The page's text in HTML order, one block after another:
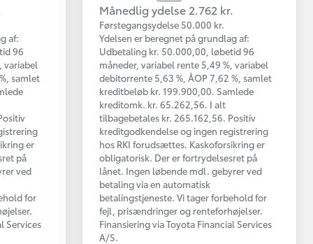
af:
96
variabel
samlet
er
på
ved
for
Services
Månedlig ydelse 2.762 kr.
Førstegangsydelse 50.000 kr.
Ydelsen er beregnet på grundlag af:
Udbetaling kr. 50.000,00, løbetid 96
måneder, variabel rente 5,49 %, variabel
debitorrente 5,63 %, ÅOP 7,62 %, samlet
kreditbeløb kr. 199.900,00. Samlede
kreditomk. kr. 65.262,56. I alt
tilbagebetales kr. 265.162,56. Positiv
kreditgodkendelse og ingen registrering
hos RKI forudsættes. Kaskoforsikring er
obligatorisk. Der er fortrydelsesret på
lånet. Ingen løbende mdl. gebyrer ved
betaling via en automatisk
betalingstjeneste. Vi tager forbehold for
fejl, prisændringer og renteforhøjelser.
Finansiering via Toyota Financial Services
A/S.